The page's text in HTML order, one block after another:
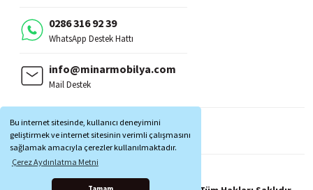
Bu internet sitesinde, kullanıcı deneyimini
geliştirmek ve internet sitesinin verimli çalışmasını
sağlamak amacıyla çerezler kullanılmaktadır.
Çerez Aydınlatma Metni
0286 316 92 39
WhatsApp Destek Hattı
info@minarmobilya.com
Mail Destek
MOBİL UYGULAMALAR: